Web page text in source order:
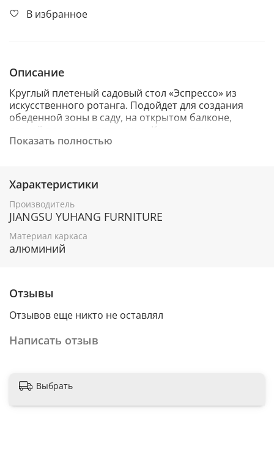
В избранное
Описание
Круглый плетеный садовый стол «Эспрессо» из
искусственного ротанга. Подойдет для создания
обеденной зоны в саду, на открытом балконе,
летней площадке ресторана. Каркас стола
изготовлено из алюминия, благодаря чему его легко
шоколадного оттенка. Столешница – стекло,
устойчивое к механическим повреждениям и
высоким температурам. Габариты изделия:
800×800×750мм. Стол также доступен в натуральном
соломенном оттенке.
Показать полностью
Характеристики
Производитель
JIANGSU YUHANG FURNITURE
Материал каркаса
алюминий
Отзывы
Отзывов еще никто не оставлял
Написать отзыв
Выбрать